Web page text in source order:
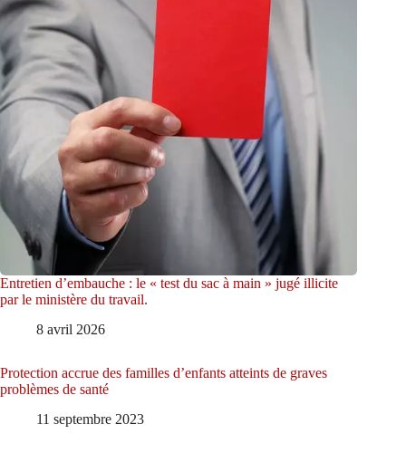
Entretien d’embauche : le « test du sac à main » jugé illicite
par le ministère du travail.
8 avril 2026
Protection accrue des familles d’enfants atteints de graves
problèmes de santé
11 septembre 2023